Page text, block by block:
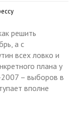
решить
а с
всех ловко и
плана у
– выборов в
вполне